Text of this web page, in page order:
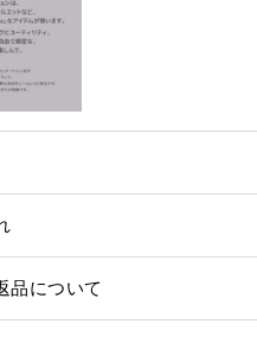
品について